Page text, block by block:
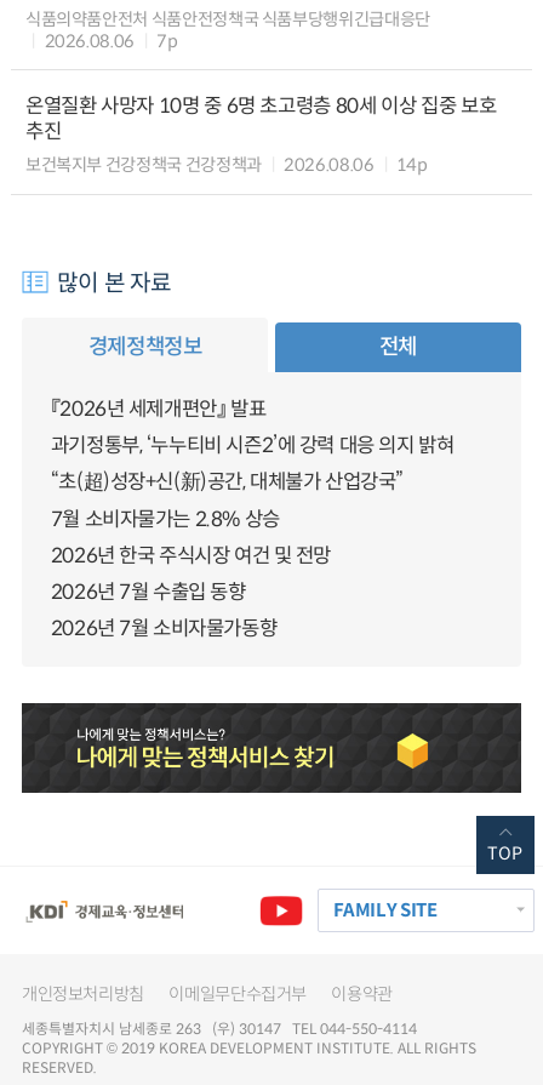
식품의약품안전처 식품안전정책국 식품부당행위긴급대응단
2026.08.06
7p
온열질환 사망자 10명 중 6명 초고령층 80세 이상 집중 보호
추진
보건복지부 건강정책국 건강정책과 2026.08.06 14p
많이 본 자료
경제정책정보 전체
『2026년 세제개편안』 발표
과기정통부, ‘누누티비 시즌2’에 강력 대응 의지 밝혀
“초(超)성장+신(新)공간, 대체불가 산업강국”
7월 소비자물가는 2.8% 상승
2026년 한국 주식시장 여건 및 전망
2026년 7월 수출입 동향
2026년 7월 소비자물가동향
FAMILY SITE
개인정보처리방침 이메일무단수집거부 이용약관
세종특별자치시 남세종로 263 (우) 30147 TEL 044-550-4114
COPYRIGHT © 2019 KOREA DEVELOPMENT INSTITUTE. ALL RIGHTS
RESERVED.
TOP